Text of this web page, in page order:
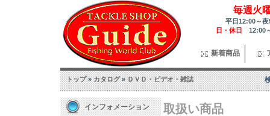
毎週火
平日12:00～
日・休日 12:00
新着商品
トップ»カタログ»ＤＶＤ・ビデオ・雑誌
インフォメーション 取扱い商品